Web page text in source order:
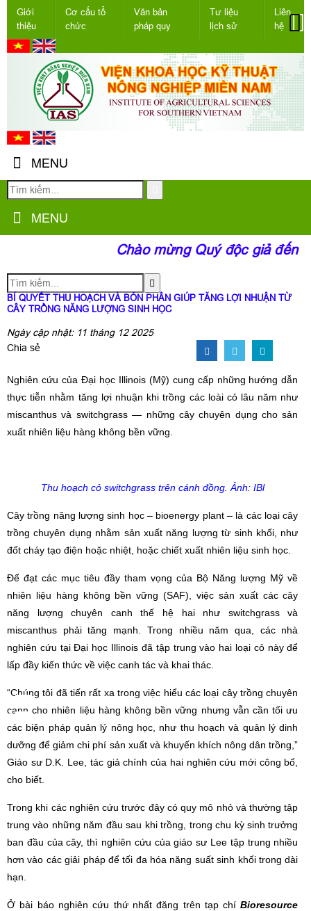
Giới
thiệu
Cơ cấu tổ
chức
Văn bản
pháp quy
Tư liệu
lịch sử
Liên
hệ
MENU
MENU
Chào mừng Quý độc giả đến
BÍ QUYẾT THU HOẠCH VÀ BÓN PHÂN GIÚP TĂNG LỢI NHUẬN TỪ
CÂY TRỒNG NĂNG LƯỢNG SINH HỌC
Ngày cập nhật: 11 tháng 12 2025
Chia sẻ
Nghiên cứu của Đại học Illinois (Mỹ) cung cấp những hướng dẫn
thực tiễn nhằm tăng lợi nhuận khi trồng các loài cỏ lâu năm như
miscanthus và switchgrass — những cây chuyên dụng cho sản
xuất nhiên liệu hàng không bền vững.
Thu hoạch cỏ switchgrass trên cánh đồng. Ảnh: IBl
Cây trồng năng lượng sinh học – bioenergy plant – là các loại cây
trồng chuyên dụng nhằm sản xuất năng lượng từ sinh khối, như
đốt cháy tạo điện hoặc nhiệt, hoặc chiết xuất nhiên liệu sinh học.
Để đạt các mục tiêu đầy tham vọng của Bộ Năng lượng Mỹ về
nhiên liệu hàng không bền vững (SAF), việc sản xuất các cây
năng lượng chuyên canh thế hệ hai như switchgrass và
miscanthus phải tăng mạnh. Trong nhiều năm qua, các nhà
nghiên cứu tại Đại học Illinois đã tập trung vào hai loại cỏ này để
lấp đầy kiến thức về việc canh tác và khai thác.
“Chúng tôi đã tiến rất xa trong việc hiểu các loại cây trồng chuyên
canh cho nhiên liệu hàng không bền vững nhưng vẫn cần tối ưu
các biện pháp quản lý nông học, như thu hoạch và quản lý dinh
dưỡng để giảm chi phí sản xuất và khuyến khích nông dân trồng,”
Giáo sư D.K. Lee, tác giả chính của hai nghiên cứu mới công bố,
cho biết.
Trong khi các nghiên cứu trước đây có quy mô nhỏ và thường tập
trung vào những năm đầu sau khi trồng, trong chu kỳ sinh trưởng
ban đầu của cây, thì nghiên cứu của giáo sư Lee tập trung nhiều
hơn vào các giải pháp để tối đa hóa năng suất sinh khối trong dài
hạn.
Ở bài báo nghiên cứu thứ nhất đăng trên tạp chíBioresource